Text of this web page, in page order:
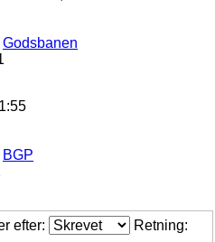
Godsbanen
BGP
efter: Retning: